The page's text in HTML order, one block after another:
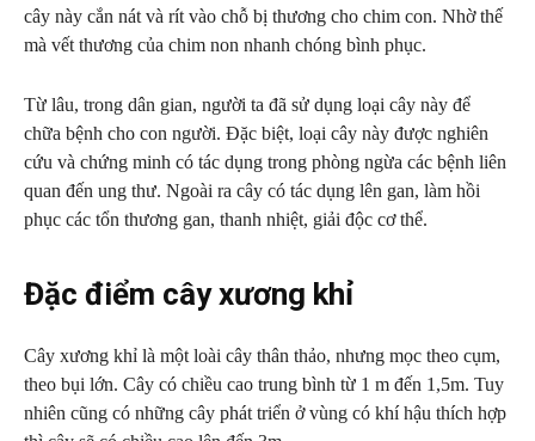
cây này cắn nát và rít vào chỗ bị thương cho chim con. Nhờ thế
mà vết thương của chim non nhanh chóng bình phục.
Từ lâu, trong dân gian, người ta đã sử dụng loại cây này để
chữa bệnh cho con người. Đặc biệt, loại cây này được nghiên
cứu và chứng minh có tác dụng trong phòng ngừa các bệnh liên
quan đến ung thư. Ngoài ra cây có tác dụng lên gan, làm hồi
phục các tổn thương gan, thanh nhiệt, giải độc cơ thể.
Đặc điểm cây xương khỉ
Cây xương khỉ là một loài cây thân thảo, nhưng mọc theo cụm,
theo bụi lớn. Cây có chiều cao trung bình từ 1 m đến 1,5m. Tuy
nhiên cũng có những cây phát triển ở vùng có khí hậu thích hợp